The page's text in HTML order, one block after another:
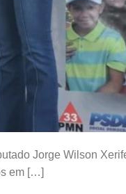
Jorge Wilson
em […]